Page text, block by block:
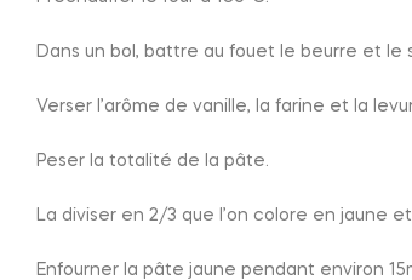
Dans un bol, battre au fouet le beurre et le
Verser l’arôme de vanille, la farine et la
Peser la totalité de la pâte.
La diviser en 2/3 que l’on colore en jaune
Enfourner la pâte jaune pendant environ